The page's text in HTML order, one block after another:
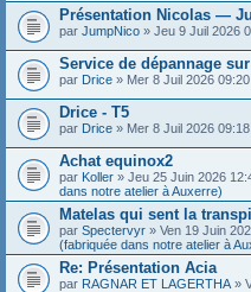
Présentation Nicolas —
par JumpNico » Jeu 9 Juil 2026
Service de dépannage
par Drice » Mer 8 Juil 2026
Drice - T5
par Drice » Mer 8 Juil 2026
Achat equinox2
par Koller » Jeu 25 Juin 2026
dans notre atelier à Auxerre)
Matelas qui sent la transpi
par Spectervyr » Ven 19 Juin
(fabriquée dans notre atelier à
Re: Présentation Acia
par RAGNAR ET LAGERTHA »